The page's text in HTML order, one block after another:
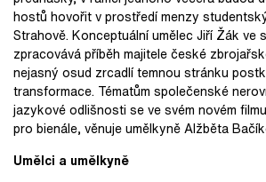
hostů hovořit v prostředí menzy
Strahově. Konceptuální umělec Jiří Žák ve
zpracovává příběh majitele české
nejasný osud zrcadlí temnou stránku
transformace. Tématům společenské
jazykové odlišnosti se ve svém novém
pro bienále, věnuje umělkyně Alžběta
Umělci a umělkyně